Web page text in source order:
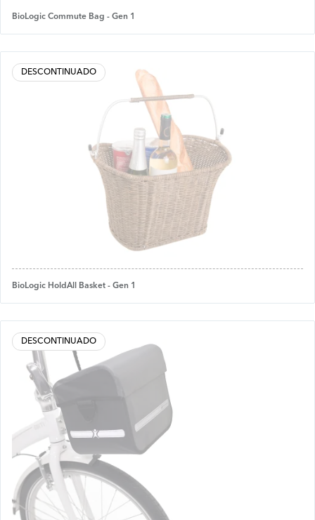
BioLogic Commute Bag - Gen 1
DESCONTINUADO
BioLogic HoldAll Basket - Gen 1
DESCONTINUADO